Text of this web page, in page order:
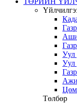
Уул
Уул
Төлбөр